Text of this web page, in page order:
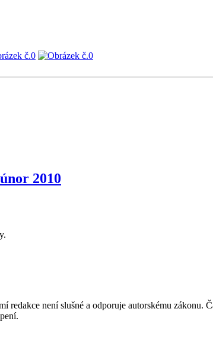
2010
není slušné a odporuje autorskému zákonu.